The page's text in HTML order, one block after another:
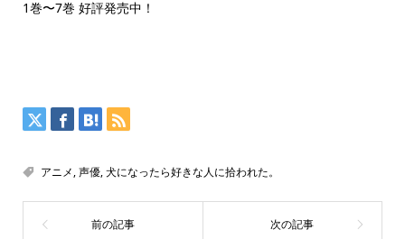
1巻〜7巻 好評発売中！
アニメ,声優,犬になったら好きな人に拾われた。